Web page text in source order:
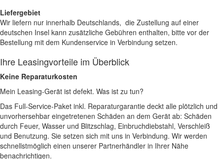
Liefergebiet
Wir liefern nur innerhalb Deutschlands, die Zustellung auf einer
deutschen Insel kann zusätzliche Gebühren enthalten, bitte vor der
Bestellung mit dem Kundenservice in Verbindung setzen.
Ihre Leasingvorteile im Überblick
Keine Reparaturkosten
Mein Leasing-Gerät ist defekt. Was ist zu tun?
Das Full-Service-Paket inkl. Reparaturgarantie deckt alle plötzlich und
unvorhersehbar eingetretenen Schäden an dem Gerät ab: Schäden
durch Feuer, Wasser und Blitzschlag, Einbruchdiebstahl, Verschleiß
und Benutzung. Sie setzen sich mit uns in Verbindung. Wir werden
schnellstmöglich einen unserer Partnerhändler in Ihrer Nähe
benachrichtigen.